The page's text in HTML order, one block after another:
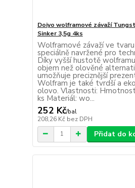
Doiyo wolframové závaží
Sinker 3,5g 4ks
Wolframové závaží ve tvaru
speciálně navržené pro
Díky vyšší hustotě
objem než olověné
umožňuje preciznější
Wolfram je také tvrdší a
olovo. Vlastnosti:
ks Materiál: wo...
252 Kč/bal
208,26 Kč bez DPH
Přidat do